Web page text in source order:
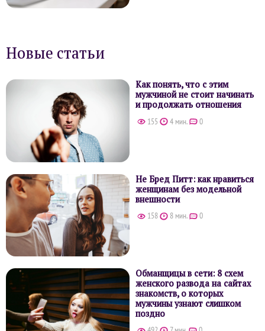
Новые статьи
Как понять, что с этим
мужчиной не стоит начинать
и продолжать отношения
155 4 мин. 0
Не Бред Питт: как нравиться
женщинам без модельной
внешности
158 8 мин. 0
Обманщицы в сети: 8 схем
женского развода на сайтах
знакомств, о которых
мужчины узнают слишком
поздно